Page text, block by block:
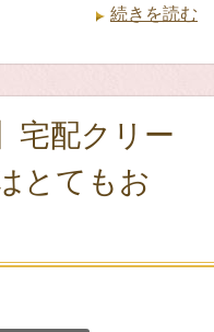
続きを読む
宅配クリー
とてもお